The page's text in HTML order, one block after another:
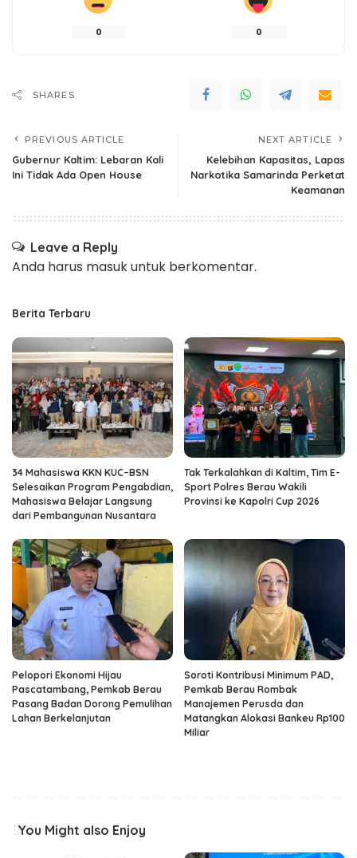
0 0
SHARES
PREVIOUS ARTICLE
Gubernur Kaltim: Lebaran Kali
Ini Tidak Ada Open House
NEXT ARTICLE
Kelebihan Kapasitas, Lapas
Narkotika Samarinda Perketat
Keamanan
Leave a Reply
Anda harus masukuntuk berkomentar.
Berita Terbaru
34 Mahasiswa KKN KUC–BSN
Selesaikan Program Pengabdian,
Mahasiswa Belajar Langsung
dari Pembangunan Nusantara
Tak Terkalahkan di Kaltim, Tim E-
Sport Polres Berau Wakili
Provinsi ke Kapolri Cup 2026
Pelopori Ekonomi Hijau
Pascatambang, Pemkab Berau
Pasang Badan Dorong Pemulihan
Lahan Berkelanjutan
Soroti Kontribusi Minimum PAD,
Pemkab Berau Rombak
Manajemen Perusda dan
Matangkan Alokasi Bankeu Rp100
Miliar
You Might also Enjoy